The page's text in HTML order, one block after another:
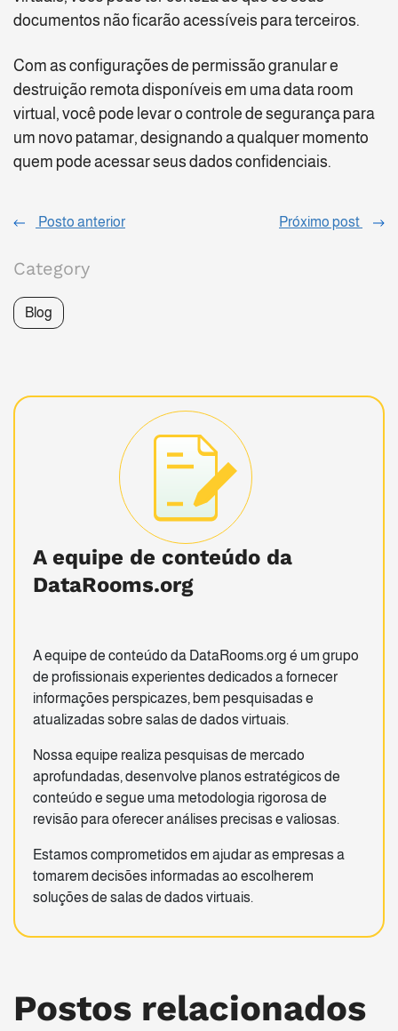
documentos não ficarão acessíveis para terceiros.
Com as configurações de permissão granular e
destruição remota disponíveis em uma data room
virtual, você pode levar o controle de segurança para
um novo patamar, designando a qualquer momento
quem pode acessar seus dados confidenciais.
Posto anterior Próximo post
Category
Blog
A equipe de conteúdo da
DataRooms.org
A equipe de conteúdo da DataRooms.org é um grupo
de profissionais experientes dedicados a fornecer
informações perspicazes, bem pesquisadas e
atualizadas sobre salas de dados virtuais.
Nossa equipe realiza pesquisas de mercado
aprofundadas, desenvolve planos estratégicos de
conteúdo e segue uma metodologia rigorosa de
revisão para oferecer análises precisas e valiosas.
Estamos comprometidos em ajudar as empresas a
tomarem decisões informadas ao escolherem
soluções de salas de dados virtuais.
Postos relacionados